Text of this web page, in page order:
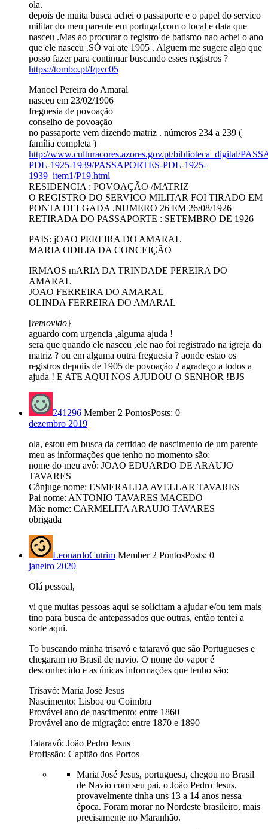
ola.
depois de muita busca achei o passaporte e o papel do servico
militar do meu parente em portugal,com o local e data que
nasceu .Mas ao procurar o registro de batismo nao achei o ano
que ele nasceu .SÓ vai ate 1905 . Alguem me sugere algo que
posso fazer para continuar buscando esses registros ?
https://tombo.pt/f/pvc05
Manoel Pereira do Amaral
nasceu em 23/02/1906
freguesia de povoação
conselho de povoação
no passaporte vem dizendo matriz . números 234 a 239 (
família completa )
http://www.culturacores.azores.gov.pt/biblioteca_digital/
PDL-1925-1939/PASSAPORTES-PDL-1925-
1939_item1/P19.html
RESIDENCIA : POVOAÇÃO /MATRIZ
O REGISTRO DO SERVICO MILITAR FOI TIRADO EM
PONTA DELGADA ,NUMERO 26 EM 26/08/1926
RETIRADA DO PASSAPORTE : SETEMBRO DE 1926
PAIS: jOAO PEREIRA DO AMARAL
MARIA ODILIA DA CONCEIÇÃO
IRMAOS mARIA DA TRINDADE PEREIRA DO
AMARAL
JOAO FERREIRA DO AMARAL
OLINDA FERREIRA DO AMARAL
[removido}
aguardo com urgencia ,alguma ajuda !
sera que quando ele nasceu ,ele nao foi registrado na igreja da
matriz ? ou em alguma outra freguesia ? aonde estao os
registros depoiis de 1905 de povoação ? agradeço a todos a
ajuda ! E ATE AQUI NOS AJUDOU O SENHOR !BJS
241296 Member 2 PontosPosts: 0
dezembro 2019
ola, estou em busca da certidao de nascimento de um parente
meu as informações que tenho no momento são:
nome do meu avô: JOAO EDUARDO DE ARAUJO
TAVARES
Cônjuge nome: ESMERALDA AVELLAR TAVARES
Pai nome: ANTONIO TAVARES MACEDO
Mãe nome: CARMELITA ARAUJO TAVARES
obrigada
LeonardoCutrim Member 2 PontosPosts: 0
janeiro 2020
Olá pessoal,
vi que muitas pessoas aqui se solicitam a ajudar e/ou tem mais
tino para busca de antepassados que outras, então tentei a
sorte aqui.
To buscando minha trisavó e tataravô que são Portugueses e
chegaram no Brasil de navio. O nome do vapor é
desconhecido e as únicas informações que tenho são:
Trisavó: Maria José Jesus
Nascimento: Lisboa ou Coimbra
Provável ano de nascimento: entre 1860
Provável ano de migração: entre 1870 e 1890
Tataravô: João Pedro Jesus
Profissão: Capitão dos Portos
Maria José Jesus, portuguesa, chegou no Brasil
de Navio com seu pai, o João Pedro Jesus,
provavelmente tinha uns 13 a 14 anos nessa
época. Foram morar no Nordeste brasileiro, mais
precisamente no Maranhão.